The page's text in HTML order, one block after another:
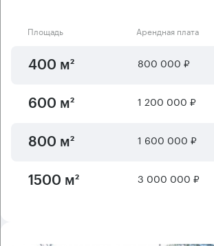
Площадь Арендная плата
400 м² 800 000 ₽
600 м² 1 200 000 ₽
800 м² 1 600 000 ₽
1500 м² 3 000 000 ₽